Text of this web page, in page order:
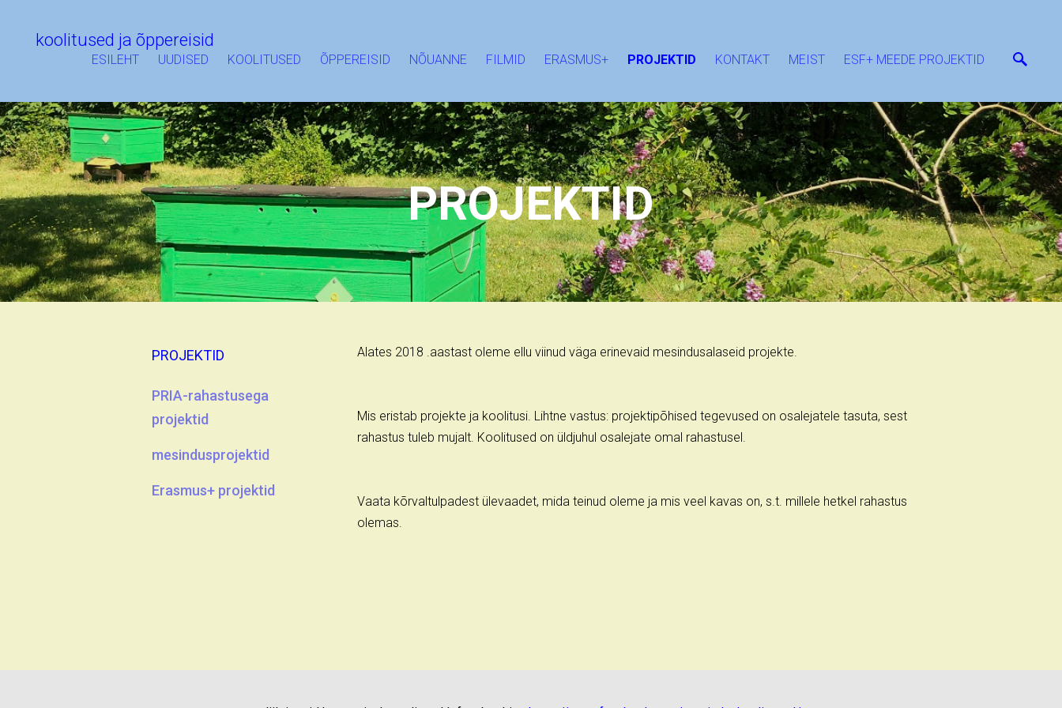
koolitused ja õppereisid
ESILEHT UUDISED KOOLITUSED ÕPPEREISID NÕUANNE FILMID ERASMUS+ PROJEKTID KONTAKT MEIST ESF+ MEEDE PROJEKTID
PROJEKTID
PROJEKTID
PRIA-rahastusega
projektid
mesindusprojektid
Erasmus+ projektid
Alates 2018 .aastast oleme ellu viinud väga erinevaid mesindusalaseid projekte.
Mis eristab projekte ja koolitusi. Lihtne vastus: projektipõhised tegevused on osalejatele tasuta, sest
rahastus tuleb mujalt. Koolitused on üldjuhul osalejate omal rahastusel.
Vaata kõrvaltulpadest ülevaadet, mida teinud oleme ja mis veel kavas on, s.t. millele hetkel rahastus
olemas.